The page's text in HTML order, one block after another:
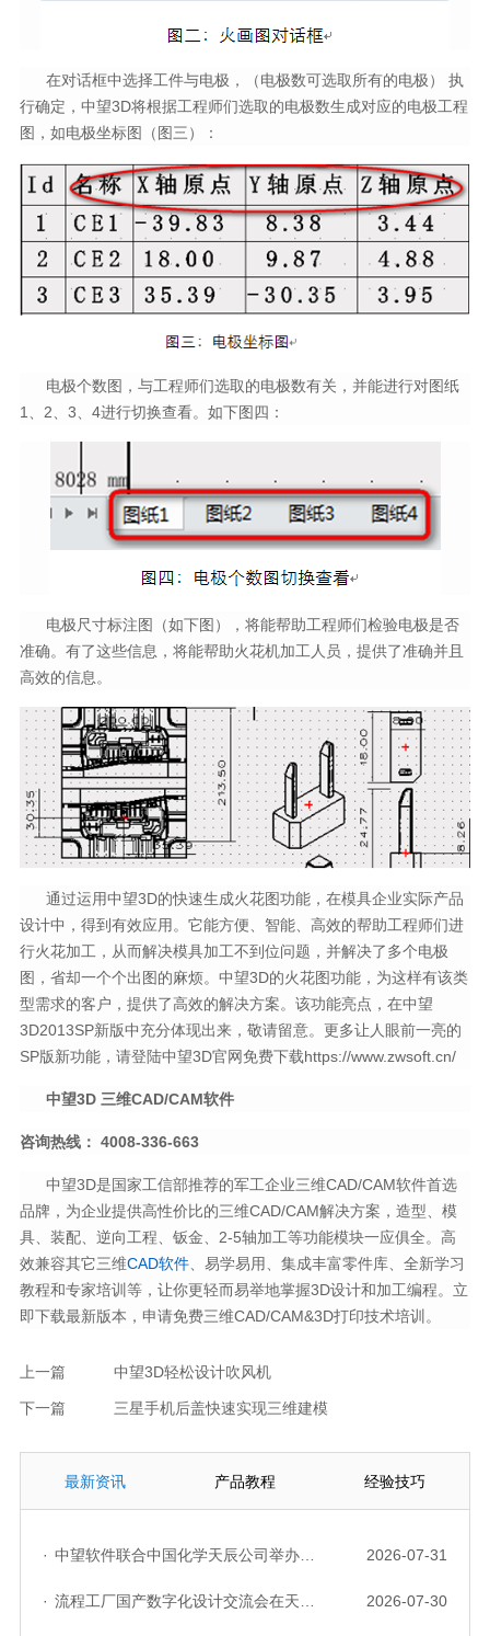
在对话框中选择工件与电极，（电极数可选取所有的电极） 执
行确定，中望3D将根据工程师们选取的电极数生成对应的电极工程
图，如电极坐标图（图三）：
电极个数图，与工程师们选取的电极数有关，并能进行对图纸
1、2、3、4进行切换查看。如下图四：
电极尺寸标注图（如下图），将能帮助工程师们检验电极是否
准确。有了这些信息，将能帮助火花机加工人员，提供了准确并且
高效的信息。
通过运用中望3D的快速生成火花图功能，在模具企业实际产品
设计中，得到有效应用。它能方便、智能、高效的帮助工程师们进
行火花加工，从而解决模具加工不到位问题，并解决了多个电极
图，省却一个个出图的麻烦。中望3D的火花图功能，为这样有该类
型需求的客户，提供了高效的解决方案。该功能亮点，在中望
3D2013SP新版中充分体现出来，敬请留意。更多让人眼前一亮的
SP版新功能，请登陆中望3D官网免费下载https://www.zwsoft.cn/
中望3D 三维CAD/CAM软件
咨询热线： 4008-336-663
中望3D是国家工信部推荐的军工企业三维CAD/CAM软件首选
品牌，为企业提供高性价比的三维CAD/CAM解决方案，造型、模
具、装配、逆向工程、钣金、2-5轴加工等功能模块一应俱全。高
效兼容其它三维CAD软件、易学易用、集成丰富零件库、全新学习
教程和专家培训等，让你更轻而易举地掌握3D设计和加工编程。立
即下载最新版本，申请免费三维CAD/CAM&3D打印技术培训。
上一篇 中望3D轻松设计吹风机
下一篇 三星手机后盖快速实现三维建模
最新资讯 产品教程 经验技巧
· 中望软件联合中国化学天辰公司举办“走进标杆企业”研讨会，共探流程工业数字化创新实践 2026-07-31
· 流程工厂国产数字化设计交流会在天津召开，中望自主CAD底座助力行业数字化转型实践获广泛关注 2026-07-30